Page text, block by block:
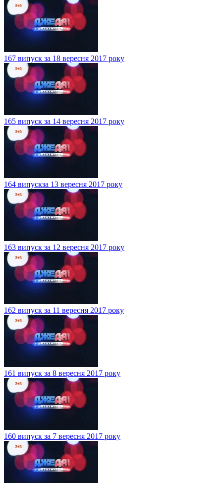
167 випуск за 18 вересня 2017 року
165 випуск за 14 вересня 2017 року
164 випускза 13 вересня 2017 року
163 випуск за 12 вересня 2017 року
162 випуск за 11 вересня 2017 року
161 випуск за 8 вересня 2017 року
160 випуск за 7 вересня 2017 року